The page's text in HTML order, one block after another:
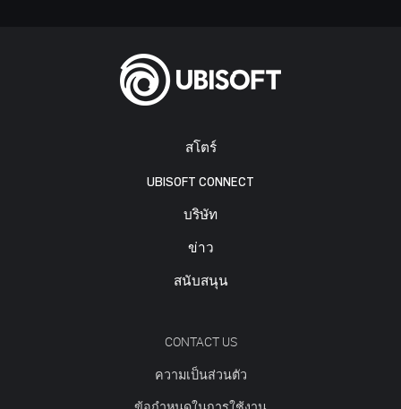
สโตร์
UBISOFT CONNECT
บริษัท
ข่าว
สนับสนุน
CONTACT US
ความเป็นส่วนตัว